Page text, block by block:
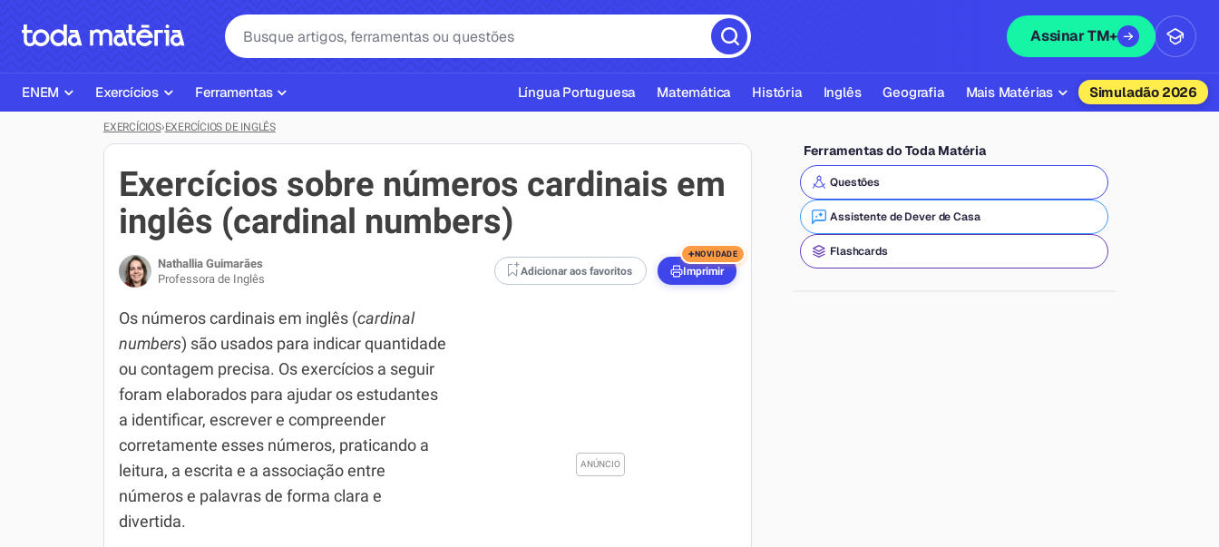
Assinar TM+
ENEM
Página Inicial ENEM
Plano de Estudos
Matérias do ENEM
Corretor de Redação
Exercícios ENEM
Simulados ENEM
Simulador SiSU
Exercícios
ENEM
Matemática
Português
História
Biologia
Inglês
Geografia
Física
Química
Ferramentas
Ajudante de Dever de Casa
Corretor de Redação
Exercícios
Gerador Referências Bibliográficas ABNT
Língua Portuguesa Matemática História Inglês Geografia Mais Matérias
Química
Física
Filosofia
Simuladão 2026
EXERCÍCIOS›EXERCÍCIOS DE INGLÊS
Exercícios sobre números cardinais em
inglês (cardinal numbers)
Nathallia Guimarães
Professora de Inglês
Adicionar aos favoritos Imprimir
+NOVIDADE
Os números cardinais em inglês (cardinal
numbers) são usados para indicar quantidade
ou contagem precisa. Os exercícios a seguir
foram elaborados para ajudar os estudantes
a identificar, escrever e compreender
corretamente esses números, praticando a
leitura, a escrita e a associação entre
números e palavras de forma clara e
divertida.
Ferramentas do Toda Matéria
Questões
Assistente de Dever de Casa
Flashcards